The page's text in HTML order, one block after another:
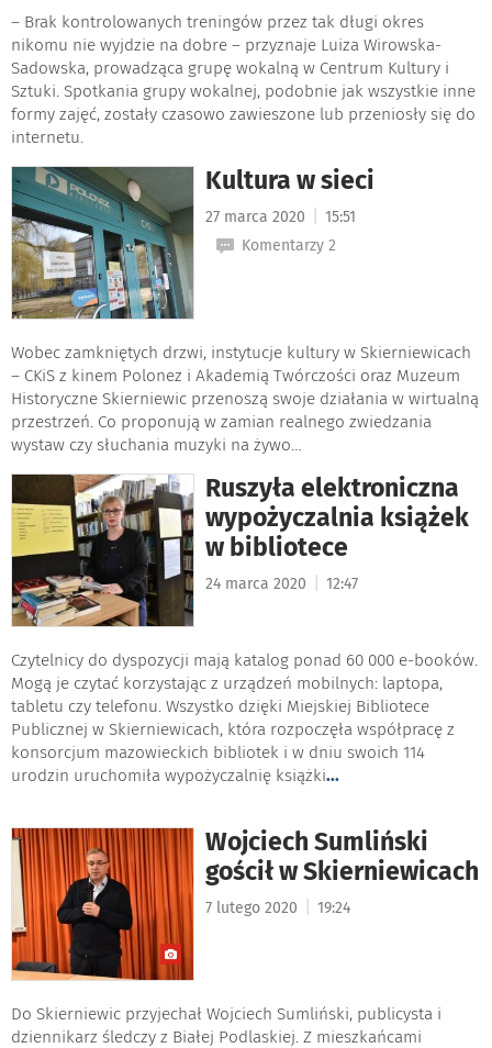
– Brak kontrolowanych treningów przez tak długi okres
nikomu nie wyjdzie na dobre – przyznaje Luiza Wirowska-
Sadowska, prowadząca grupę wokalną w Centrum Kultury i
Sztuki. Spotkania grupy wokalnej, podobnie jak wszystkie inne
formy zajęć, zostały czasowo zawieszone lub przeniosły się do
internetu.
Kultura w sieci
27 marca 2020
15:51
Komentarzy 2
Wobec zamkniętych drzwi, instytucje kultury w Skierniewicach
– CKiS z kinem Polonez i Akademią Twórczości oraz Muzeum
Historyczne Skierniewic przenoszą swoje działania w wirtualną
przestrzeń. Co proponują w zamian realnego zwiedzania
wystaw czy słuchania muzyki na żywo…
Ruszyła elektroniczna
wypożyczalnia książek
w bibliotece
24 marca 2020 12:47
Czytelnicy do dyspozycji mają katalog ponad 60 000 e-booków.
Mogą je czytać korzystając z urządzeń mobilnych: laptopa,
tabletu czy telefonu. Wszystko dzięki Miejskiej Bibliotece
Publicznej w Skierniewicach, która rozpoczęła współpracę z
konsorcjum mazowieckich bibliotek i w dniu swoich 114
urodzin uruchomiła wypożyczalnię książki...
Wojciech Sumliński
gościł w Skierniewicach
7 lutego 2020 19:24
Do Skierniewic przyjechał Wojciech Sumliński, publicysta i
dziennikarz śledczy z Białej Podlaskiej. Z mieszkańcami